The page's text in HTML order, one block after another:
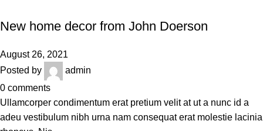
New home decor from John Doerson
August 26, 2021
Posted by
admin
0 comments
Ullamcorper condimentum erat pretium velit at ut a nunc id a
adeu vestibulum nibh urna nam consequat erat molestie lacinia